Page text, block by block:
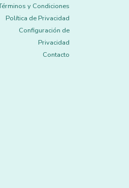
y Condiciones
Política de Privacidad
Configuración de
Privacidad
Contacto